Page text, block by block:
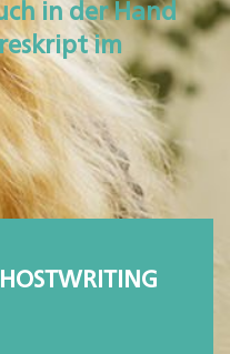
in der Hand
im